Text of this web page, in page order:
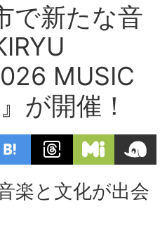
で新たな音
MUSIC
が開催！
楽と文化が出会